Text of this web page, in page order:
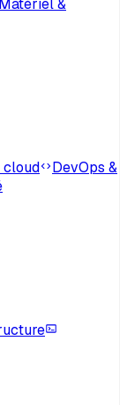
Matériel &
cloud
DevOps &